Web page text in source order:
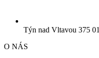
Týn nad Vltavou 375 01
O NÁS